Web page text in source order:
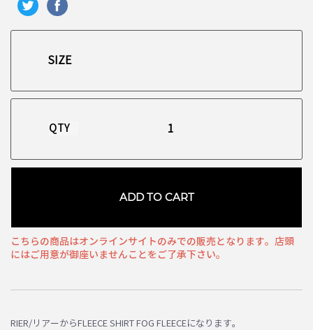
QTY
ADD TO CART
こちらの商品はオンラインサイトのみでの販売となります。店頭
にはご用意が御座いませんことをご了承下さい。
RIER/リアーからFLEECE SHIRT FOG FLEECEになります。